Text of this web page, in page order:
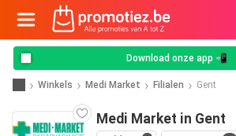
Download onze app 📲
Winkels Medi Market Filialen Gent
Medi Market in Gent